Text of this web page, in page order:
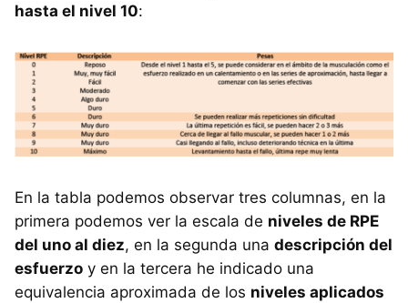
hasta el nivel 10:
En la tabla podemos observar tres columnas, en la
primera podemos ver la escala de niveles de RPE
del uno al diez, en la segunda una descripción del
esfuerzo y en la tercera he indicado una
equivalencia aproximada de los niveles aplicados